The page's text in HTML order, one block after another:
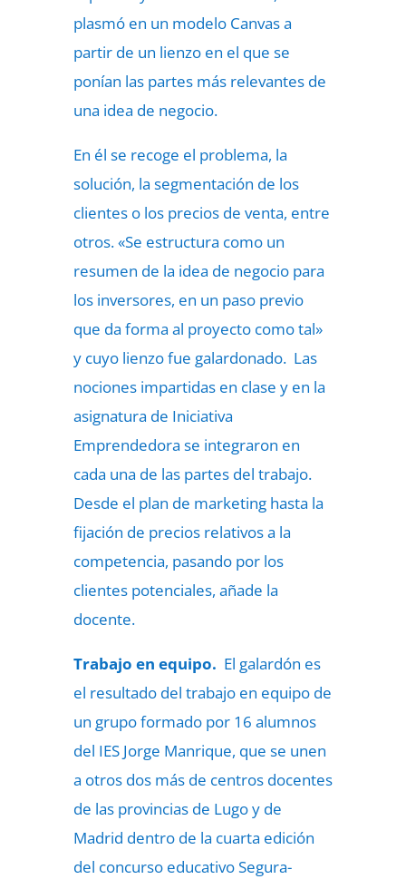
plasmó en un modelo Canvas a
partir de un lienzo en el que se
ponían las partes más relevantes de
una idea de negocio.
En él se recoge el problema, la
solución, la segmentación de los
clientes o los precios de venta, entre
otros. «Se estructura como un
resumen de la idea de negocio para
los inversores, en un paso previo
que da forma al proyecto como tal»
y cuyo lienzo fue galardonado. Las
nociones impartidas en clase y en la
asignatura de Iniciativa
Emprendedora se integraron en
cada una de las partes del trabajo.
Desde el plan de marketing hasta la
fijación de precios relativos a la
competencia, pasando por los
clientes potenciales, añade la
docente.
Trabajo en equipo. El galardón es
el resultado del trabajo en equipo de
un grupo formado por 16 alumnos
del IES Jorge Manrique, que se unen
a otros dos más de centros docentes
de las provincias de Lugo y de
Madrid dentro de la cuarta edición
del concurso educativo Segura-